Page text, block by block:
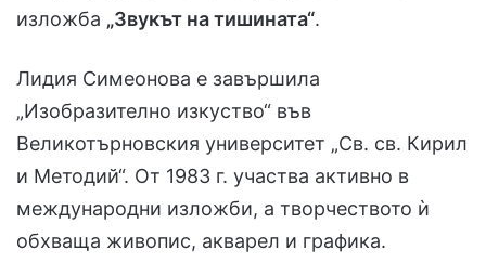
изложба „Звукът на тишината“.
Лидия Симеонова е завършила
„Изобразително изкуство“ във
Великотърновския университет „Св. св. Кирил
и Методий“. От 1983 г. участва активно в
международни изложби, а творчеството ѝ
обхваща живопис, акварел и графика.